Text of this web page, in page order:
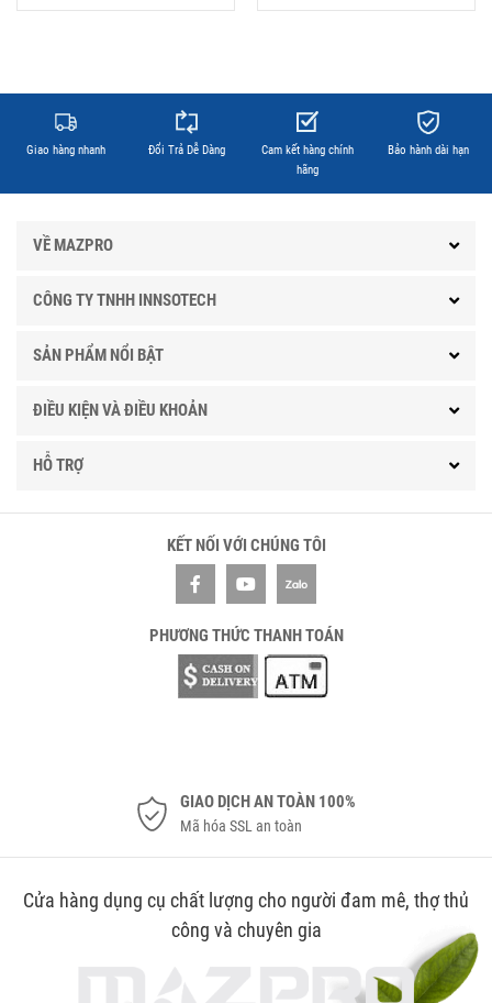
Giao hàng nhanh Đổi Trả Dễ Dàng
Cam kết hàng chính
hãng
Bảo hành dài hạn
VỀ MAZPRO
CÔNG TY TNHH INNSOTECH
SẢN PHẨM NỔI BẬT
ĐIỀU KIỆN VÀ ĐIỀU KHOẢN
HỖ TRỢ
KẾT NỐI VỚI CHÚNG TÔI
PHƯƠNG THỨC THANH TOÁN
GIAO DỊCH AN TOÀN 100%
Mã hóa SSL an toàn
Cửa hàng dụng cụ chất lượng cho người đam mê, thợ thủ
công và chuyên gia